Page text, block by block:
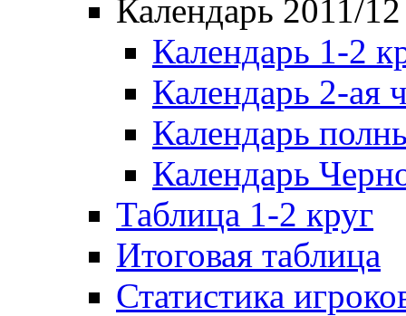
Календарь 2011/12
Календарь 1-2
Календарь 2-ая
Календарь
Календарь
Таблица 1-2 круг
Итоговая таблица
Статистика